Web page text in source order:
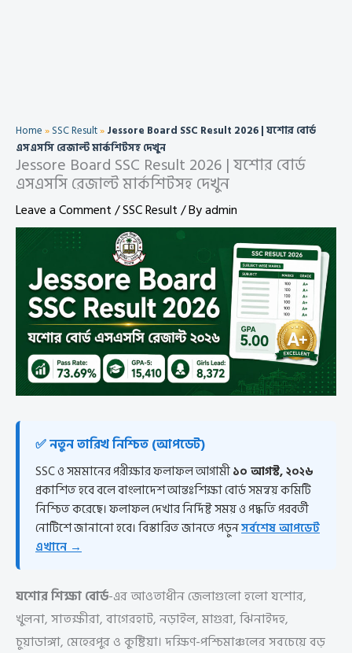
Home»SSC Result»Jessore Board SSC Result 2026 | যশোর বোর্ড
এসএসসি রেজাল্ট মার্কশিটসহ দেখুন
Jessore Board SSC Result 2026 | যশোর বোর্ড
এসএসসি রেজাল্ট মার্কশিটসহ দেখুন
Leave a Comment/SSC Result/ Byadmin
✅ নতুন তারিখ নিশ্চিত (আপডেট)
SSC ও সমমানের পরীক্ষার ফলাফল আগামী১০ আগস্ট, ২০২৬
প্রকাশিত হবে বলে বাংলাদেশ আন্তঃশিক্ষা বোর্ড সমন্বয় কমিটি
নিশ্চিত করেছে। ফলাফল দেখার নির্দিষ্ট সময় ও পদ্ধতি পরবর্তী
নোটিশে জানানো হবে। বিস্তারিত জানতে পড়ুনসর্বশেষ আপডেট
এখানে →
যশোর শিক্ষা বোর্ড-এর আওতাধীন জেলাগুলো হলো যশোর,
খুলনা, সাতক্ষীরা, বাগেরহাট, নড়াইল, মাগুরা, ঝিনাইদহ,
চুয়াডাঙ্গা, মেহেরপুর ও কুষ্টিয়া। দক্ষিণ-পশ্চিমাঞ্চলের সবচেয়ে বড়